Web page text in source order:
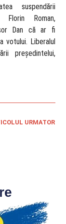
suspendării
Florin Roman,
Dan că ar fi
votului. Liberalul
președintelui,
URMATOR